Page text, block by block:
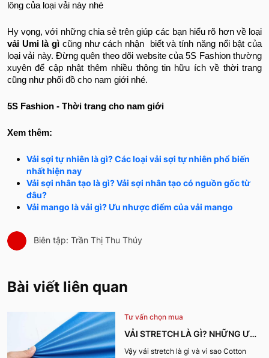
lông của loại vải này nhé
Hy vọng, với những chia sẻ trên giúp các bạn hiểu rõ hơn về loại
vải Umi là gì cũng như cách nhận biết và tính năng nổi bật của
loại vải này. Đừng quên theo dõi website của 5S Fashion thường
xuyên để cập nhật thêm nhiều thông tin hữu ích về thời trang
cũng như phối đồ cho nam giới nhé.
5S Fashion - Thời trang cho nam giới
Xem thêm:
Vải sợi tự nhiên là gì? Các loại vải sợi tự nhiên phổ biến
nhất hiện nay
Vải sợi nhân tạo là gì? Vải sợi nhân tạo có nguồn gốc từ
đâu?
Vải mango là vải gì? Ưu nhược điểm của vải mango
Biên tập: Trần Thị Thu Thúy
Bài viết liên quan
Tư vấn chọn mua
VẢI STRETCH LÀ GÌ? NHỮNG ƯU
ĐIỂM VÀ ỨNG DỤNG CỦA VẢI
Vậy vải stretch là gì và vì sao Cotton